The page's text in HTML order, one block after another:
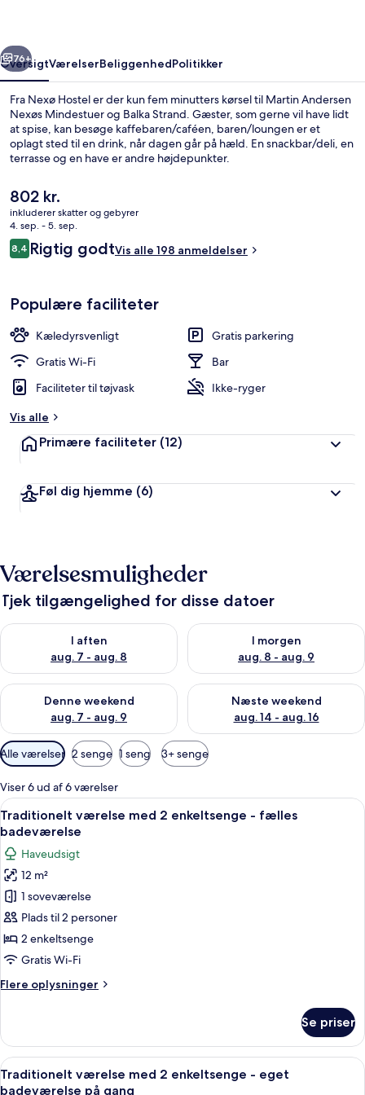
Næste
76+
OversigtVærelserBeliggenhedPolitikker
Fra Nexø Hostel er der kun fem minutters kørsel til Martin Andersen
Nexøs Mindestuer og Balka Strand. Gæster, som gerne vil have lidt
at spise, kan besøge kaffebaren/caféen, baren/loungen er et
oplagt sted til en drink, når dagen går på hæld. En snackbar/deli, en
terrasse og en have er andre højdepunkter.
Den
nuværende
pris
er
802 kr.
802 kr.
inkluderer skatter og gebyrer
4. sep. - 5. sep.
Anmeldelser
8,48,4 ud af 10.
Rigtig godtVis alle 198 anmeldelser
Populære faciliteter
Kæledyrsvenligt
Gratis parkering
Gratis Wi-Fi
Bar
Faciliteter til tøjvask
Ikke-ryger
Vis alle
Primære faciliteter (12)
Føl dig hjemme (6)
Værelsesmuligheder
Tjek tilgængelighed for disse datoer
I aften
aug. 7 - aug. 8
Tjek tilgængelighed for i aften aug. 7 - aug. 8
I morgen
aug. 8 - aug. 9
Tjek tilgængelighed for i
Denne weekend
aug. 7 - aug. 9
Tjek tilgængelighed for denne weekend aug. 7 - aug. 9
Næste weekend
aug. 14 - aug. 16
Tjek tilgængelighed for næste
Tilgængelige
filtre
for
værelser
Alle værelser 2 senge 1 seng 3+ senge
Viser 6 ud af 6 værelser
Indlæs
alle
billeder
af
Traditionelt
værelse
med
2
enkeltsenge
fælles
Et dobbeltværelse med to senge, et
19
Traditionelt værelse med 2 enkeltsenge - fælles
badeværelse
Haveudsigt
12 m²
1 soveværelse
Plads til 2 personer
2 enkeltsenge
Gratis Wi-Fi
Flere oplysninger
Flere
værelse
med
2
enkeltsenge
Se priser
Indlæs
alle
Et dobbeltværelse med to senge, et
19
Traditionelt værelse med 2 enkeltsenge - eget
badeværelse på gang